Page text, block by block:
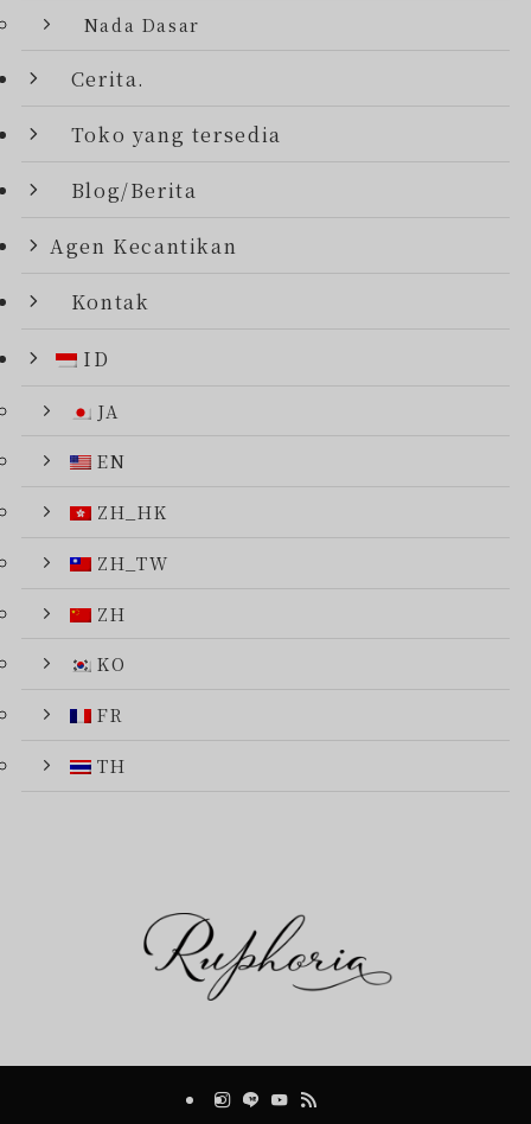
Nada Dasar
Cerita.
Toko yang tersedia
Blog/Berita
Agen Kecantikan
Kontak
ID
JA
EN
ZH_HK
ZH_TW
ZH
KO
FR
TH